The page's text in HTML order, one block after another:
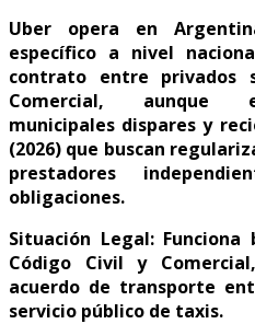
Uber opera en
específico a nivel
contrato entre privados
Comercial, aunque
municipales dispares y
(2026) que buscan
prestadores
obligaciones.
Situación Legal:
Código Civil y
acuerdo de transporte
servicio público de taxis.